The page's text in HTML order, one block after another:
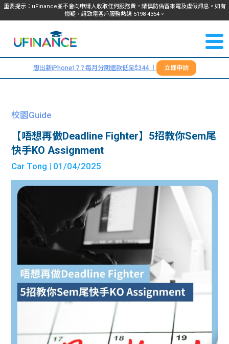
重要提示：uFinance並不會向申請人收取任何服務費，請慎防偽冒來電及虛假訊息。如有
懷疑，請致電客戶服務熱線 5198 4354。
我們
服務
貸款
貸款
計算
學生
分享
資訊
Blog
大專
工推
搵工
常見
問題
學生
福利
uFina
nce
聯絡
我們
們
＋
想出新iPhone17？每月分期還款低至$344 ！ 立即申請
校園Guide
【唔想再做Deadline Fighter】5招教你Sem尾
快手KO Assignment
Car Tong | 01/04/2025